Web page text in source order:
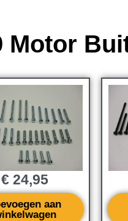
Motor
€ 24,95
aan